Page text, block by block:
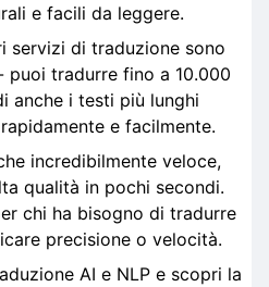
e facili da leggere.
servizi di traduzione sono
tradurre fino a 10.000
anche i testi più lunghi
e facilmente.
incredibilmente veloce,
qualità in pochi secondi.
chi ha bisogno di tradurre
precisione o velocità.
AI e NLP e scopri la